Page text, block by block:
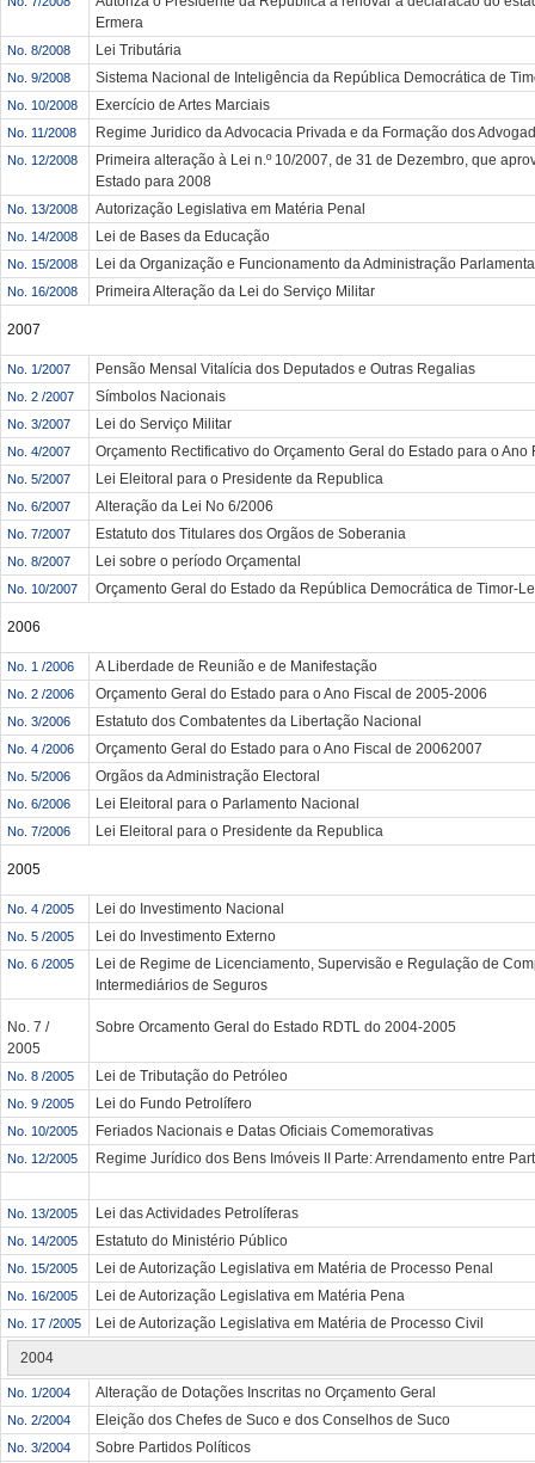
Ermera
No. 8/2008 Lei Tributária
No. 9/2008 Sistema Nacional de Inteligência da República Democrática de
No. 10/2008 Exercício de Artes Marciais
No. 11/2008 Regime Juridico da Advocacia Privada e da Formação dos
No. 12/2008
Primeira alteração à Lei n.º 10/2007, de 31 de Dezembro, que
Estado para 2008
No. 13/2008 Autorização Legislativa em Matéria Penal
No. 14/2008 Lei de Bases da Educação
No. 15/2008 Lei da Organização e Funcionamento da Administração
No. 16/2008 Primeira Alteração da Lei do Serviço Militar
2007
No. 1/2007 Pensão Mensal Vitalícia dos Deputados e Outras Regalias
No. 2 /2007 Símbolos Nacionais
No. 3/2007 Lei do Serviço Militar
No. 4/2007 Orçamento Rectificativo do Orçamento Geral do Estado para o Ano
No. 5/2007 Lei Eleitoral para o Presidente da Republica
No. 6/2007 Alteração da Lei No 6/2006
No. 7/2007 Estatuto dos Titulares dos Orgãos de Soberania
No. 8/2007 Lei sobre o período Orçamental
No. 10/2007 Orçamento Geral do Estado da República Democrática de Timor-
2006
No. 1 /2006 A Liberdade de Reunião e de Manifestação
No. 2 /2006 Orçamento Geral do Estado para o Ano Fiscal de 2005-2006
No. 3/2006 Estatuto dos Combatentes da Libertação Nacional
No. 4 /2006 Orçamento Geral do Estado para o Ano Fiscal de 2006­2007
No. 5/2006 Orgãos da Administração Electoral
No. 6/2006 Lei Eleitoral para o Parlamento Nacional
No. 7/2006 Lei Eleitoral para o Presidente da Republica
2005
No. 4 /2005 Lei do Investimento Nacional
No. 5 /2005 Lei do Investimento Externo
No. 6 /2005
Lei de Regime de Licenciamento, Supervisão e Regulação de
Intermediários de Seguros
No. 7 /
2005
Sobre Orcamento Geral do Estado RDTL do 2004-2005
No. 8 /2005 Lei de Tributação do Petróleo
No. 9 /2005 Lei do Fundo Petrolífero
No. 10/2005 Feriados Nacionais e Datas Oficiais Comemorativas
No. 12/2005 Regime Jurídico dos Bens Imóveis II Parte: Arrendamento entre
No. 13/2005 Lei das Actividades Petrolíferas
No. 14/2005 Estatuto do Ministério Público
No. 15/2005 Lei de Autorização Legislativa em Matéria de Processo Penal
No. 16/2005 Lei de Autorização Legislativa em Matéria Pena
No. 17 /2005 Lei de Autorização Legislativa em Matéria de Processo Civil
2004
No. 1/2004 Alteração de Dotações Inscritas no Orçamento Geral
No. 2/2004 Eleição dos Chefes de Suco e dos Conselhos de Suco
No. 3/2004 Sobre Partidos Políticos